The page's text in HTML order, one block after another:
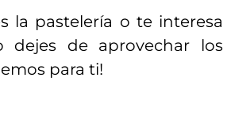
la pastelería o te interesa
dejes de aprovechar los
para ti!